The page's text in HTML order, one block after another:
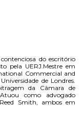
do escritório
pela UERJ.Mestre em
Commercial and
de Londres.
da Câmara de
como advogado
Smith, ambos em